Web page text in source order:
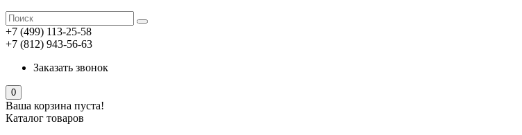
+7 (499) 113-25-58
+7 (812) 943-56-63
Заказать звонок
0
Ваша корзина пуста!
Каталог товаров